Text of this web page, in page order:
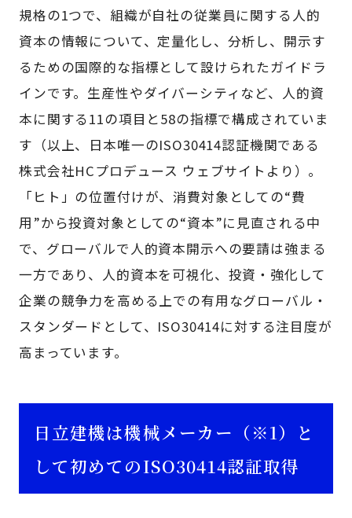
規格の1つで、組織が自社の従業員に関する人的
資本の情報について、定量化し、分析し、開示す
るための国際的な指標として設けられたガイドラ
インです。生産性やダイバーシティなど、人的資
本に関する11の項目と58の指標で構成されていま
す（以上、日本唯一のISO30414認証機関である
株式会社HCプロデュース ウェブサイトより）。
「ヒト」の位置付けが、消費対象としての“費
用”から投資対象としての“資本”に見直される中
で、グローバルで人的資本開示への要請は強まる
一方であり、人的資本を可視化、投資・強化して
企業の競争力を高める上での有用なグローバル・
スタンダードとして、ISO30414に対する注目度が
高まっています。
日立建機は機械メーカー（※1）と
して初めてのISO30414認証取得